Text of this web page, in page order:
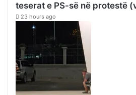
teserat e PS-së në protestë
23 hours ago